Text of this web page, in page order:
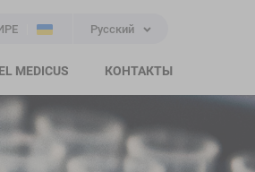
Русский
MEDICUS КОНТАКТЫ